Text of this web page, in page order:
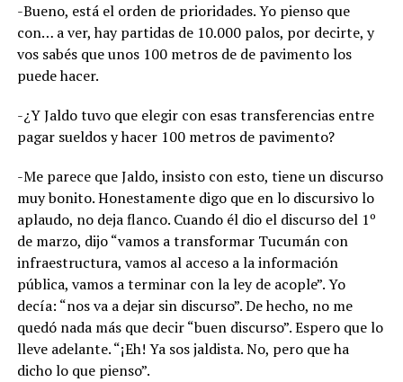
-Bueno, está el orden de prioridades. Yo pienso que
con… a ver, hay partidas de 10.000 palos, por decirte, y
vos sabés que unos 100 metros de de pavimento los
puede hacer.
-¿Y Jaldo tuvo que elegir con esas transferencias entre
pagar sueldos y hacer 100 metros de pavimento?
-Me parece que Jaldo, insisto con esto, tiene un discurso
muy bonito. Honestamente digo que en lo discursivo lo
aplaudo, no deja flanco. Cuando él dio el discurso del 1º
de marzo, dijo “vamos a transformar Tucumán con
infraestructura, vamos al acceso a la información
pública, vamos a terminar con la ley de acople”. Yo
decía: “nos va a dejar sin discurso”. De hecho, no me
quedó nada más que decir “buen discurso”. Espero que lo
lleve adelante. “¡Eh! Ya sos jaldista. No, pero que ha
dicho lo que pienso”.